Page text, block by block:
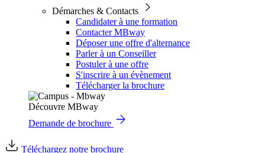
Démarches & Contacts
Candidater à une formation
Contacter MBway
Déposer une offre d'alternance
Parler à un Conseiller
Postuler à une offre
S'inscrire à un évènement
Télécharger la brochure
Découvre MBway
Demande de brochure
Téléchargez notre brochure